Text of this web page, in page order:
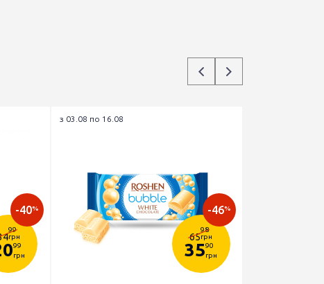
99
грн
99
грн
-40%
з 03.08 по 16.08
65
98
грн
3590
грн
-46%